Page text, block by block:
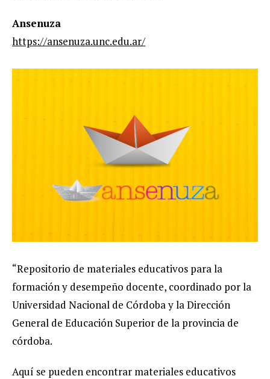
Ansenuza
https://ansenuza.unc.edu.ar/
“Repositorio de materiales educativos para la
formación y desempeño docente, coordinado por la
Universidad Nacional de Córdoba y la Dirección
General de Educación Superior de la provincia de
córdoba.
Aquí se pueden encontrar materiales educativos